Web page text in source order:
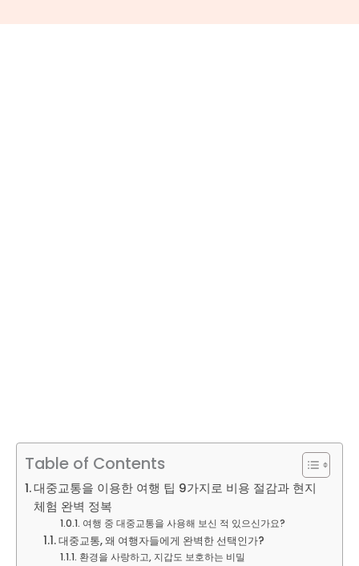
Table of Contents
대중교통을 이용한 여행 팁 9가지로 비용 절감과 현지
체험 완벽 정복
여행 중 대중교통을 사용해 보신 적 있으신가요?
대중교통, 왜 여행자들에게 완벽한 선택인가?
환경을 사랑하고, 지갑도 보호하는 비밀